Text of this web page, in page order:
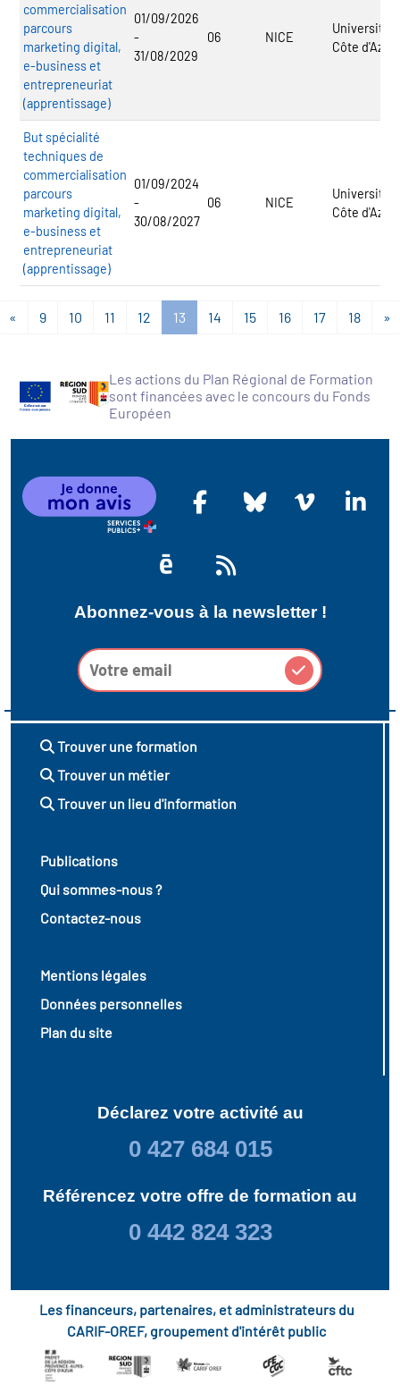
commercialisation
parcours
marketing digital,
e-business et
entrepreneuriat
(apprentissage)
01/09/2026
-
31/08/2029
06 NICE
Université
Côte d'Azur
But spécialité
techniques de
commercialisation
parcours
marketing digital,
e-business et
entrepreneuriat
(apprentissage)
01/09/2024
-
30/08/2027
06 NICE
Université
Côte d'Azur
« 9 10 11 12 13 14 15 16 17 18 »
Les actions du Plan Régional de Formation
sont financées avec le concours du Fonds
Européen
Abonnez-vous à la newsletter !
Trouver une formation
Trouver un métier
Trouver un lieu d'information
Publications
Qui sommes-nous ?
Contactez-nous
Mentions légales
Données personnelles
Plan du site
Déclarez votre activité au
0 427 684 015
Référencez votre offre de formation au
0 442 824 323
Les financeurs, partenaires, et administrateurs du
CARIF-OREF, groupement d'intérêt public